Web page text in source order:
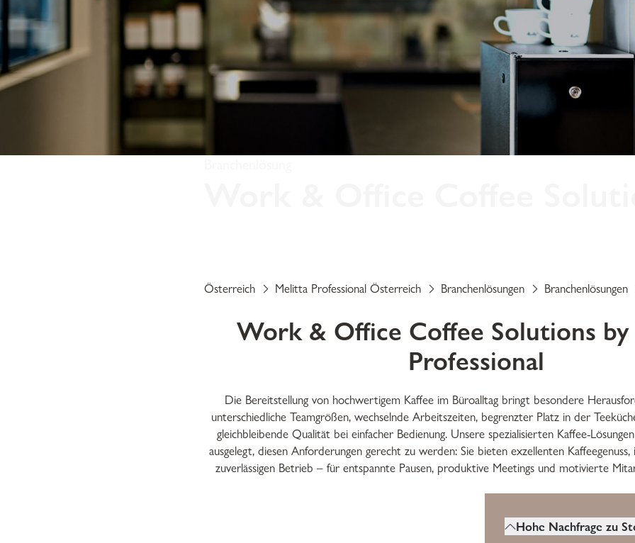
Österreich Melitta Professional Österreich Branchenlösungen Branchenlösungen
Work & Office Coffee Solutions
Professional
Die Bereitstellung von hochwertigem Kaffee im Büroalltag bringt besondere
unterschiedliche Teamgrößen, wechselnde Arbeitszeiten, begrenzter Platz in der
gleichbleibende Qualität bei einfacher Bedienung. Unsere spezialisierten Kaffee-
ausgelegt, diesen Anforderungen gerecht zu werden: Sie bieten exzellenten
zuverlässigen Betrieb – für entspannte Pausen, produktive Meetings und motivierte
Hohe Nachfrage zu